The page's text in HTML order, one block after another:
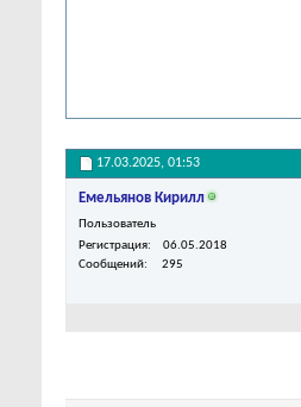
17.03.2025, 01:53
Емельянов Кирилл
Пользователь
Регистрация
06.05.2018
Сообщений
295